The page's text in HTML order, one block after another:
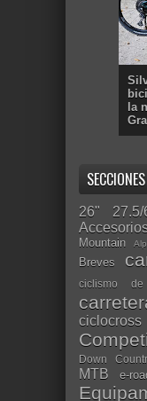
la
SECCIONES
26"
Mountain
Breves
ciclismo de
ciclocross
Down
MTB
e-